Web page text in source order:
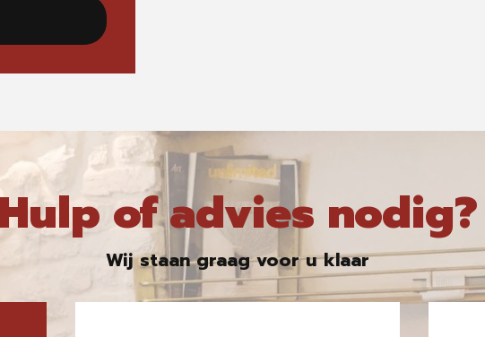
of advies nodig?
Wij staan graag voor u klaar